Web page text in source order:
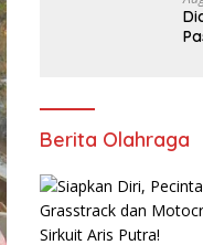
Berita Olahraga